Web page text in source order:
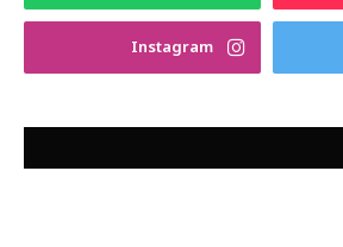
Instagram